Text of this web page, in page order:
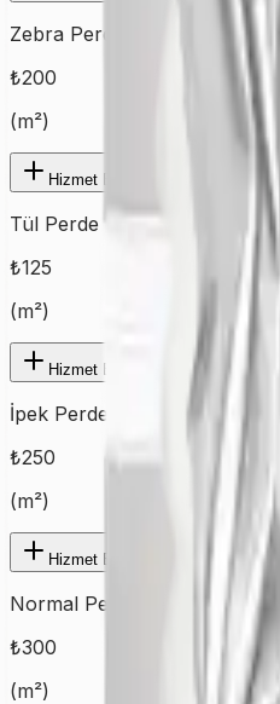
Zebra Perde
₺200
(m²)
Hizmet Ekle
Tül Perde
₺125
(m²)
Hizmet Ekle
İpek Perde
₺250
(m²)
Hizmet Ekle
Normal Perde
₺300
(m²)